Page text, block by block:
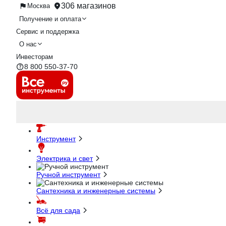
Москва 306 магазинов
Получение и оплата
Сервис и поддержка
О нас
Инвесторам
8 800 550-37-70
Инструмент
Электрика и свет
Ручной инструмент
Сантехника и инженерные системы
Всё для сада